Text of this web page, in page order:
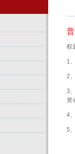
权
1
2
3
资
4
5